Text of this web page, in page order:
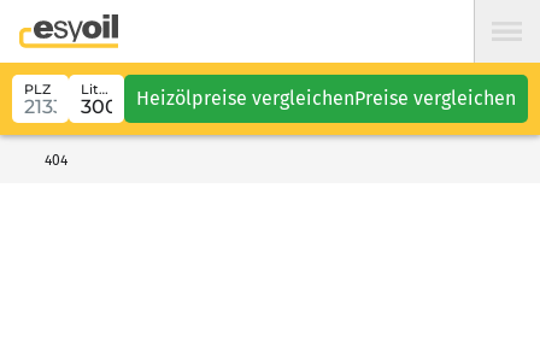
PLZ Liter Heizölpreise vergleichenPreise vergleichen
404